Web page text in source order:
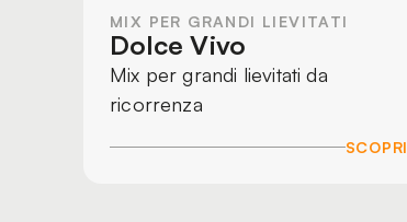
MIX PER GRANDI LIEVITATI
Dolce Vivo
Mix per grandi lievitati da
ricorrenza
SCOPRI